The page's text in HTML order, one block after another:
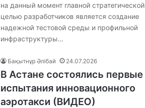
на данный момент главной стратегической
целью разработчиков является создание
надежной тестовой среды и профильной
инфраструктуры…
Бақытнұр Әлібай 24.07.2026
В Астане состоялись первые
испытания инновационного
аэротакси (ВИДЕО)